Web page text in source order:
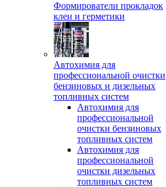
Формирователи прокладок
клеи и герметики
Автохимия для
профессиональной очистки
бензиновых и дизельных
топливных систем
Автохимия для
профессиональной
очистки бензиновых
топливных систем
Автохимия для
профессиональной
очистки дизельных
топливных систем